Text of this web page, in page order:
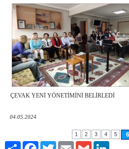
ÇEVAK YENİ YÖNETİMİNİ BELİRLEDİ
04.05.2024
1 2 3 4 5
Paylaş
FacebookTwitter Email Gmail